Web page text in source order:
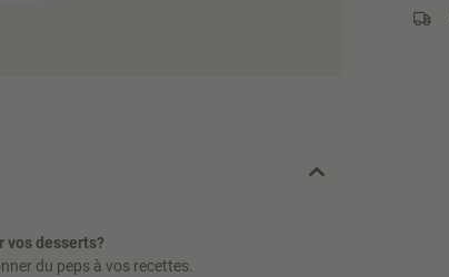
vos desserts?
du peps à vos recettes.